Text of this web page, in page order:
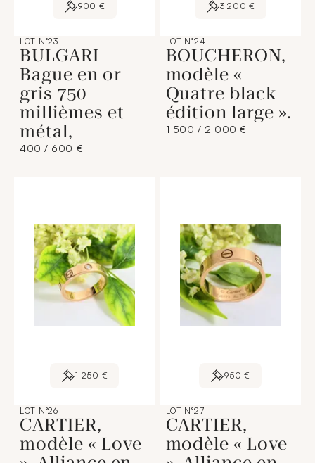
900 €
LOT N°23
BULGARI
Bague en or
gris 750
millièmes et
métal,
400 / 600 €
3 200 €
LOT N°24
BOUCHERON,
modèle «
Quatre black
édition large ».
1 500 / 2 000 €
1 250 €
LOT N°26
CARTIER,
modèle « Love
950 €
LOT N°27
CARTIER,
modèle « Love